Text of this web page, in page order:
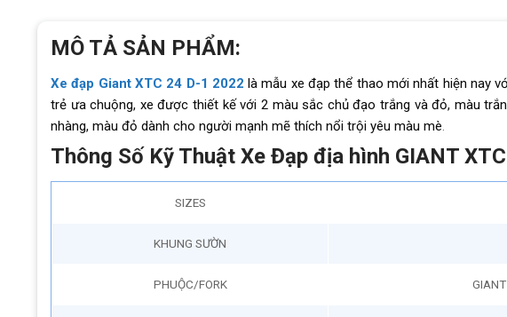
MÔ TẢ SẢN PHẨM:
Xe đạp Giant XTC 24 D-1 2022 là mẫu xe đạp thể thao mới nhất hiện nay
trẻ ưa chuộng, xe được thiết kế với 2 màu sắc chủ đạo trắng và đỏ, màu
nhàng, màu đỏ dành cho người mạnh mẽ thích nổi trội yêu màu mè.
Thông Số Kỹ Thuật Xe Đạp địa hình GIANT
SIZES
KHUNG SƯỜN
PHUỘC/FORK